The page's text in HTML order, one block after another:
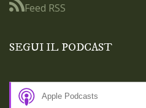
Feed RSS
SEGUI IL PODCAST
Apple Podcasts